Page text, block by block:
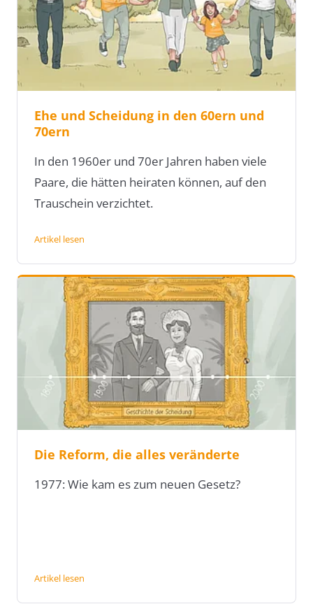
Ehe und Scheidung in den 60ern und
70ern
In den 1960er und 70er Jahren haben viele
Paare, die hätten heiraten können, auf den
Trauschein verzichtet.
Artikel lesen
Die Reform, die alles veränderte
1977: Wie kam es zum neuen Gesetz?
Artikel lesen